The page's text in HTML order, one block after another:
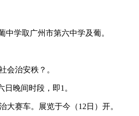
学取广州市第六中学及葡。
治安秩？。
晚间时段，即1。
赛车。展览于今（12日）开。